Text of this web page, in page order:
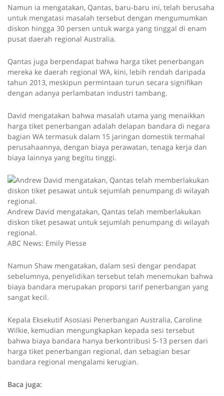
Namun ia mengatakan, Qantas, baru-baru ini, telah berusaha
untuk mengatasi masalah tersebut dengan mengumumkan
diskon hingga 30 persen untuk warga yang tinggal di enam
pusat daerah regional Australia.
Qantas juga berpendapat bahwa harga tiket penerbangan
mereka ke daerah regional WA, kini, lebih rendah daripada
tahun 2013, meskipun permintaan turun secara signifikan
dengan adanya perlambatan industri tambang.
David mengatakan bahwa masalah utama yang menaikkan
harga tiket penerbangan adalah delapan bandara di negara
bagian WA termasuk dalam 15 jaringan domestik termahal
perusahaannya, dengan biaya perawatan, tenaga kerja dan
biaya lainnya yang begitu tinggi.
Andrew David mengatakan, Qantas telah memberlakukan
diskon tiket pesawat untuk sejumlah penumpang di wilayah
regional.
ABC News: Emily Piesse
Namun Shaw mengatakan, dalam sesi dengar pendapat
sebelumnya, penyelidikan tersebut telah menemukan bahwa
biaya bandara merupakan proporsi tarif penerbangan yang
sangat kecil.
Kepala Eksekutif Asosiasi Penerbangan Australia, Caroline
Wilkie, kemudian mengungkapkan kepada sesi tersebut
bahwa biaya bandara hanya berkontribusi 5-13 persen dari
harga tiket penerbangan regional, dan sebagian besar
bandara regional mengalami kerugian.
Baca juga: